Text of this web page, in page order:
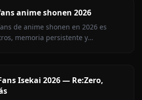
anime shonen 2026
de anime shonen en 2026 es
memoria persistente y
Isekai 2026 — Re:Zero,